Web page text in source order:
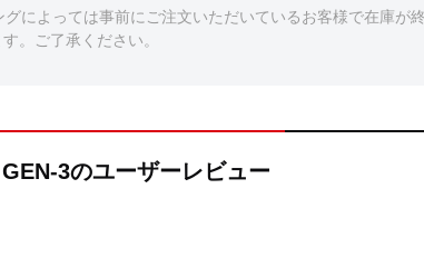
によっては事前にご注文いただいているお客様で在庫が
。ご了承ください。
3のユーザーレビュー